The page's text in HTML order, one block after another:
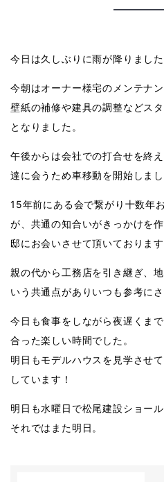
今日は久しぶりに雨が降りました
今朝はオーナー様宅のメンテナ
壁紙の補修や建具の調整などス
となりました。
午後からは会社での打合せを終
達に会うため車移動を開始しまし
15年前にある会で繋がり十数年
が、共通の知合いがきっかけを
邸にお会いさせて頂いております
親の代から工務店を引き継ぎ、
いう共通点がありいつも参考に
今日も食事をしながら夜遅くま
合った楽しい時間でした。
明日もモデルハウスを見学させ
しています！
明日も水曜日で松尾建設ショー
それではまた明日。